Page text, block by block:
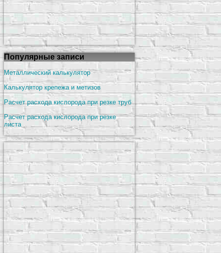
Популярные записи
Металлический калькулятор
Калькулятор крепежа и метизов
Расчет расхода кислорода при резке труб
Расчет расхода кислорода при резке
листа